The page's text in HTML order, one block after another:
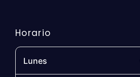
Horario
Lunes